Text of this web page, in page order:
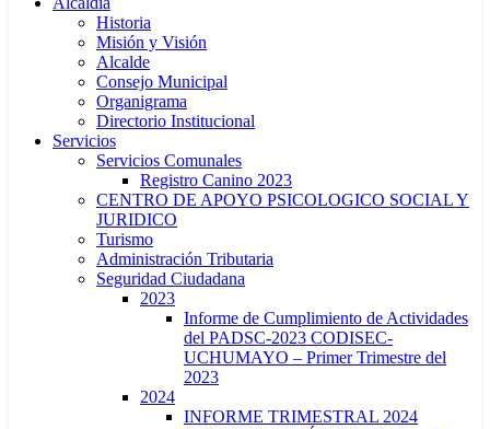
Historia
Misión y Visión
Alcalde
Consejo Municipal
Organigrama
Directorio Institucional
Servicios
Servicios Comunales
Registro Canino 2023
CENTRO DE APOYO PSICOLOGICO SOCIAL Y
JURIDICO
Turismo
Administración Tributaria
Seguridad Ciudadana
2023
Informe de Cumplimiento de Actividades
del PADSC-2023 CODISEC-
UCHUMAYO – Primer Trimestre del
2023
2024
INFORME TRIMESTRAL 2024